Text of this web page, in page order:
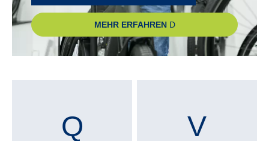
MEHR ERFAHREN